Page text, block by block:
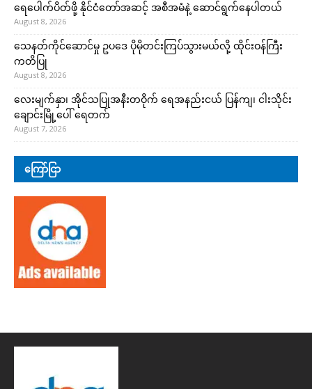
ရေပေါက်ပိတ်ဖို့ နိုင်ငံတော်အဆင့် အစီအမံနဲ့ ဆောင်ရွက်နေပါတယ်
August 8, 2026
သေနတ်ကိုင်ဆောင်မှု ဥပဒေ ပိုမိုတင်းကြပ်သွားမယ်လို့ ထိုင်းဝန်ကြီး
ကတိပြု
August 8, 2026
လေးမျက်နှာ၊ အိုင်သပြုအနီးတဝိုက် ရေအနည်းငယ် ပြန်ကျ၊ ငါးသိုင်း
ချောင်းမြို့ပေါ် ရေတက်
August 7, 2026
ကြော်ငြာ